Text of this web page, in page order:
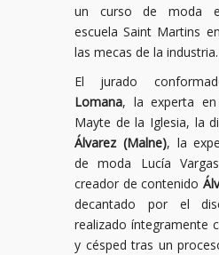
un curso de moda
escuela Saint Martins
las mecas de la industria.
El jurado
Lomana, la experta
Mayte de la Iglesia, la
Álvarez (Malne), la
de moda Lucía
creador de contenido
decantado por el
realizado íntegramente
y césped tras un